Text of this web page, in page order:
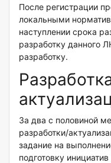
После регистрации
локальными
наступлении срока
разработку данного
разработку.
За два с половиной
разработки/
задание на
подготовку